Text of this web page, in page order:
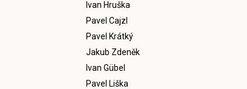
Ivan Hruška
Pavel Cajzl
Pavel Krátký
Jakub Zdeněk
Ivan Gübel
Pavel Liška